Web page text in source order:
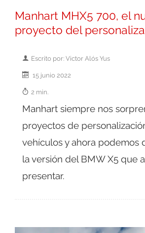
Manhart MHX5 700, el
proyecto del
Escrito por: Victor Alós Yus
15 junio 2022
2 min.
Manhart siempre nos
proyectos de
vehículos y ahora podemos
la versión del BMW X5 que
presentar.